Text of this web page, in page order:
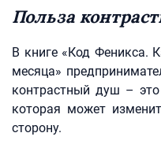
Польза
В книге «Код Феникса.
месяца»
контрастный душ –
которая может
сторону.